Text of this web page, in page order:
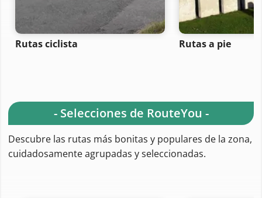
Rutas ciclista Rutas a pie
- Selecciones de RouteYou -
Descubre las rutas más bonitas y populares de la zona,
cuidadosamente agrupadas y seleccionadas.